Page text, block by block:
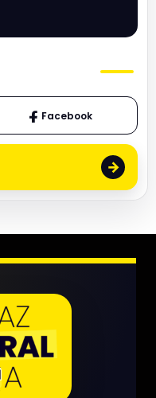
Facebook
→